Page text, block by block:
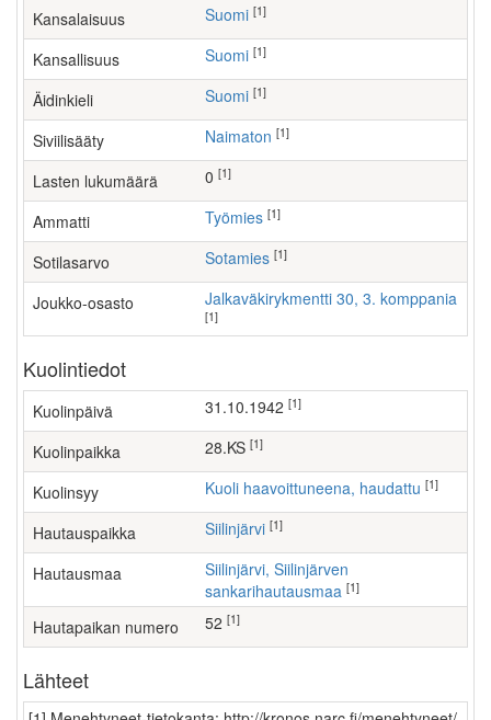
Kansalaisuus Suomi [1]
Kansallisuus Suomi [1]
Äidinkieli Suomi [1]
Siviilisääty Naimaton [1]
Lasten lukumäärä [1]
Ammatti työmies [1]
Sotilasarvo Sotamies [1]
Joukko-osasto Jalkaväkirykmentti 30, 3. komppania
[1]
Kuolintiedot
Kuolinpäivä 31.10.1942 [1]
Kuolinpaikka 28.KS [1]
Kuolinsyy Kuoli haavoittuneena, haudattu [1]
Hautauspaikka Siilinjärvi [1]
Hautausmaa
Siilinjärvi, Siilinjärven
sankarihautausmaa [1]
Hautapaikan numero 52 [1]
Lähteet